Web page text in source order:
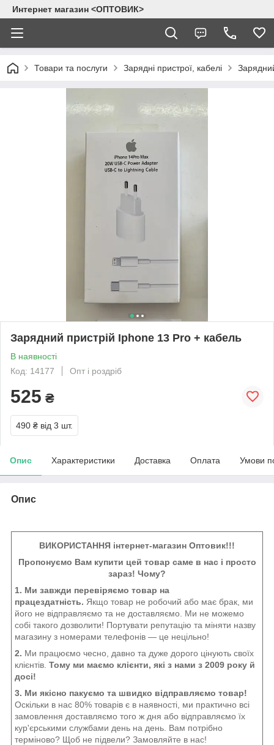
Интернет магазин <ОПТОВИК>
Товари та послуги Зарядні пристрої, кабелі
Зарядний пристрій Iphone 13 Pro + кабель
В наявності
Код: 14177
Опт і роздріб
525 ₴
490 ₴ від 3 шт.
Опис Характеристики Доставка Оплата Умови
Опис
ВИКОРИСТАННЯ інтернет-магазин Оптовик!!!
Пропонуємо Вам купити цей товар саме в нас і просто
зараз! Чому?
1. Ми завжди перевіряємо товар на
працездатність. Якщо товар не робочий або має брак, ми
його не відправляємо та не доставляємо. Ми не можемо
собі такого дозволити! Портувати репутацію та міняти назву
магазину з номерами телефонів — це нецільно!
2. Ми працюємо чесно, давно та дуже дорого цінують своїх
клієнтів. Тому ми маємо клієнти, які з нами з 2009 року й
досі!
3. Ми якісно пакуємо та швидко відправляємо товар!
Оскільки в нас 80% товарів є в наявності, ми практично всі
замовлення доставляємо того ж дня або відправляємо їх
кур'єрськими службами день на день. Вам потрібно
терміново? Щоб не підвели? Замовляйте в нас!